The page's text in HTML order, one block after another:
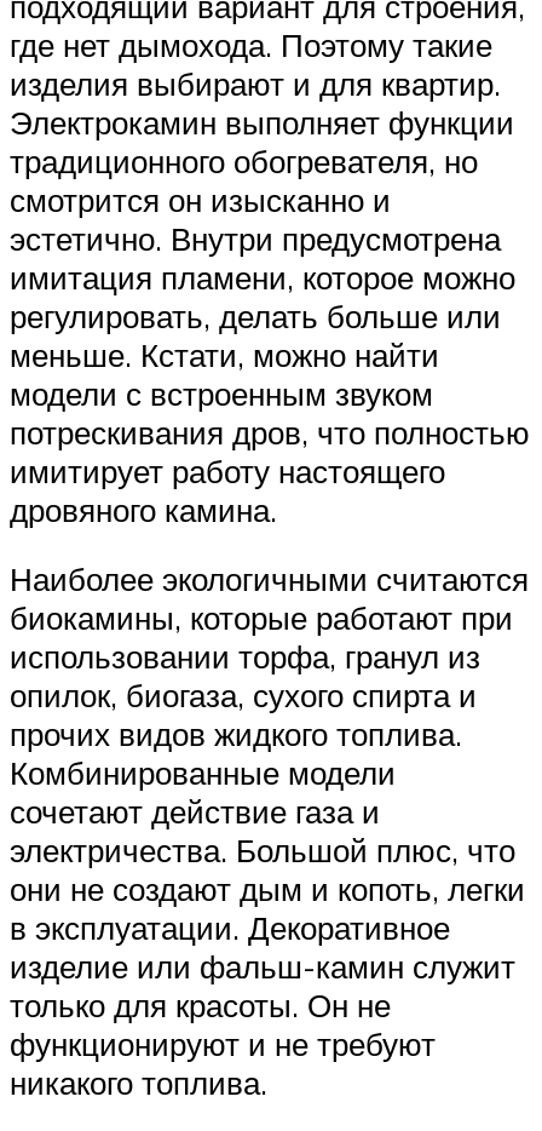
где нет дымохода. Поэтому такие
изделия выбирают и для квартир.
Электрокамин выполняет функции
традиционного обогревателя, но
смотрится он изысканно и
эстетично. Внутри предусмотрена
имитация пламени, которое можно
регулировать, делать больше или
меньше. Кстати, можно найти
модели с встроенным звуком
потрескивания дров, что полностью
имитирует работу настоящего
дровяного камина.
Наиболее экологичными считаются
биокамины, которые работают при
использовании торфа, гранул из
опилок, биогаза, сухого спирта и
прочих видов жидкого топлива.
Комбинированные модели
сочетают действие газа и
электричества. Большой плюс, что
они не создают дым и копоть, легки
в эксплуатации. Декоративное
изделие или фальш-камин служит
только для красоты. Он не
функционируют и не требуют
никакого топлива.